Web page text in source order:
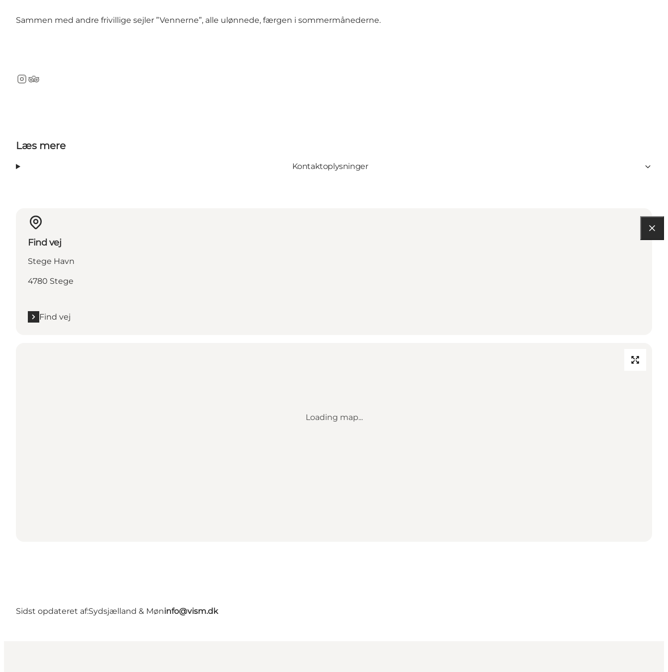
Sammen med andre frivillige sejler ”Vennerne”, alle ulønnede, færgen i sommermånederne.
Instagram
TripAdvisor
Læs mere
Kontaktoplysninger
Find vej
Stege Havn
4780 Stege
Find vej
Loading map...
Sidst opdateret af:Sydsjælland & Møninfo@vism.dk